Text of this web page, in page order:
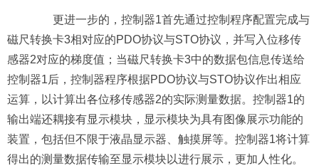
更进一步的，控制器1首先通过控制程序配置完成与
磁尺转换卡3相对应的PDO协议与STO协议，并写入位移传
感器2对应的梯度值；当磁尺转换卡3中的数据包信息传送给
控制器1后，控制器程序根据PDO协议与STO协议作出相应
运算，以计算出各位移传感器2的实际测量数据。控制器1的
输出端还耦接有显示模块，显示模块为具有图像展示功能的
装置，包括但不限于液晶显示器、触摸屏等。控制器1将计算
得出的测量数据传输至显示模块以进行展示，更加人性化。